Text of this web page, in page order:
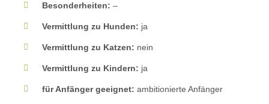
Besonderheiten: –
Vermittlung zu Hunden: ja
Vermittlung zu Katzen: nein
Vermittlung zu Kindern: ja
für Anfänger geeignet: ambitionierte Anfänger